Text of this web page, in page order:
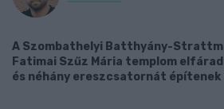
A Szombathelyi Batthyány-
Fatimai Szűz Mária templom
és néhány ereszcsatornát építenek